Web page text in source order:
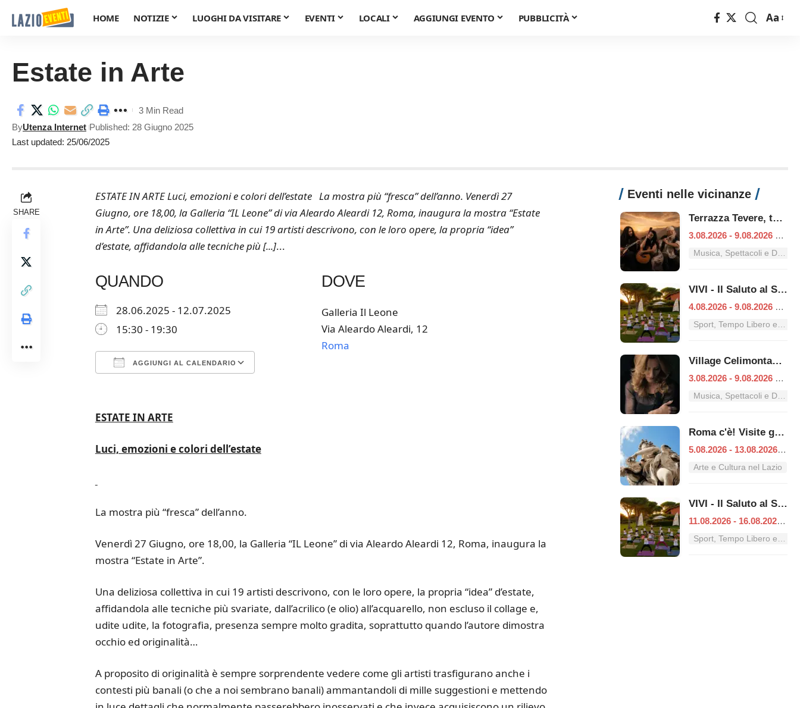
HOME NOTIZIE LUOGHI DA VISITARE EVENTI LOCALI AGGIUNGI EVENTO PUBBLICITÀ
Font
Aa
Estate in Arte
Last updated: 25/06/2025
ByUtenza Internet Published: 28 Giugno 2025
3 Min Read
SHARE
ESTATE IN ARTE Luci, emozioni e colori dell’estate La mostra più “fresca” dell’anno. Venerdì 27
Giugno, ore 18,00, la Galleria “IL Leone” di via Aleardo Aleardi 12, Roma, inaugura la mostra “Estate
in Arte”. Una deliziosa collettiva in cui 19 artisti descrivono, con le loro opere, la propria “idea”
d’estate, affidandola alle tecniche più [...]...
QUANDO
28.06.2025 - 12.07.2025
15:30 - 19:30
AGGIUNGI AL CALENDARIO
DOVE
Galleria Il Leone
Via Aleardo Aleardi, 12
Roma
ESTATE IN ARTE
Luci, emozioni e colori dell’estate
La mostra più “fresca” dell’anno.
Venerdì 27 Giugno, ore 18,00, la Galleria “IL Leone” di via Aleardo Aleardi 12, Roma, inaugura la
mostra “Estate in Arte”.
Una deliziosa collettiva in cui 19 artisti descrivono, con le loro opere, la propria “idea” d’estate,
affidandola alle tecniche più svariate, dall’acrilico (e olio) all’acquarello, non escluso il collage e,
udite udite, la fotografia, presenza sempre molto gradita, soprattutto quando l’autore dimostra
occhio ed originalità…
A proposito di originalità è sempre sorprendente vedere come gli artisti trasfigurano anche i
contesti più banali (o che a noi sembrano banali) ammantandoli di mille suggestioni e mettendo
Eventi nelle vicinanze
Terrazza Tevere, tutti i concerti dal 3 al 9 agosto
3.08.2026 - 9.08.2026 |
Musica, Spettacoli e Danza nel Lazio
VIVI - Il Saluto al Sole
4.08.2026 - 9.08.2026 |
Sport, Tempo Libero e Divertimento nel Lazio
Village Celimontana: gli appuntamenti dal 3 al 9 agosto
3.08.2026 - 9.08.2026 |
Musica, Spettacoli e Danza nel Lazio
Roma c'è! Visite guidate (anche per bambini) dal 5 al 13 agosto 2026
5.08.2026 - 13.08.2026
|
Arte e Cultura nel Lazio
VIVI - Il Saluto al Sole
11.08.2026 - 16.08.2026
Sport, Tempo Libero e Divertimento nel Lazio